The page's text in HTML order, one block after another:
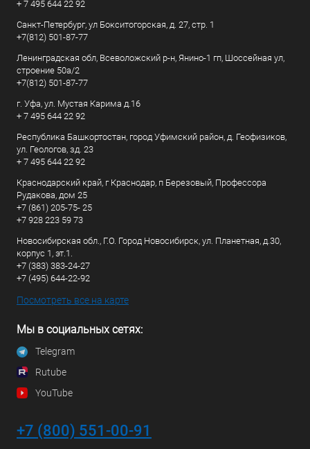
+ 7 495 644 22 92
Санкт-Петербург, ул Бокситогорская, д. 27, стр. 1
+7(812) 501-87-77
Ленинградская обл, Всеволожский р-н, Янино-1 гп, Шоссейная ул,
строение 50а/2
+7(812) 501-87-77
г. Уфа, ул. Мустая Карима д.16
+ 7 495 644 22 92
Республика Башкортостан, город Уфимский район, д. Геофизиков,
ул. Геологов, зд. 23
+ 7 495 644 22 92
Краснодарский край, г Краснодар, п Березовый, Профессора
Рудакова, дом 25
+7 (861) 205-75- 25
+7 928 223 59 73
Новосибирская обл., Г.О. Город Новосибирск, ул. Планетная, д.30,
корпус 1, эт.1.
+7 (383) 383-24-27
+7 (495) 644-22-92
Посмотреть все на карте
Мы в социальных сетях:
Telegram
Rutube
YouTube
+7 (800) 551-00-91